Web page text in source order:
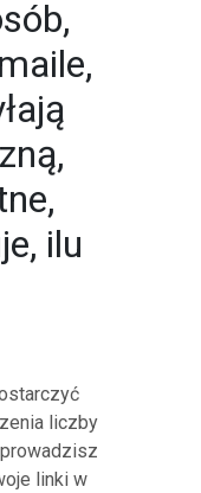
ilu
liczby
linki w